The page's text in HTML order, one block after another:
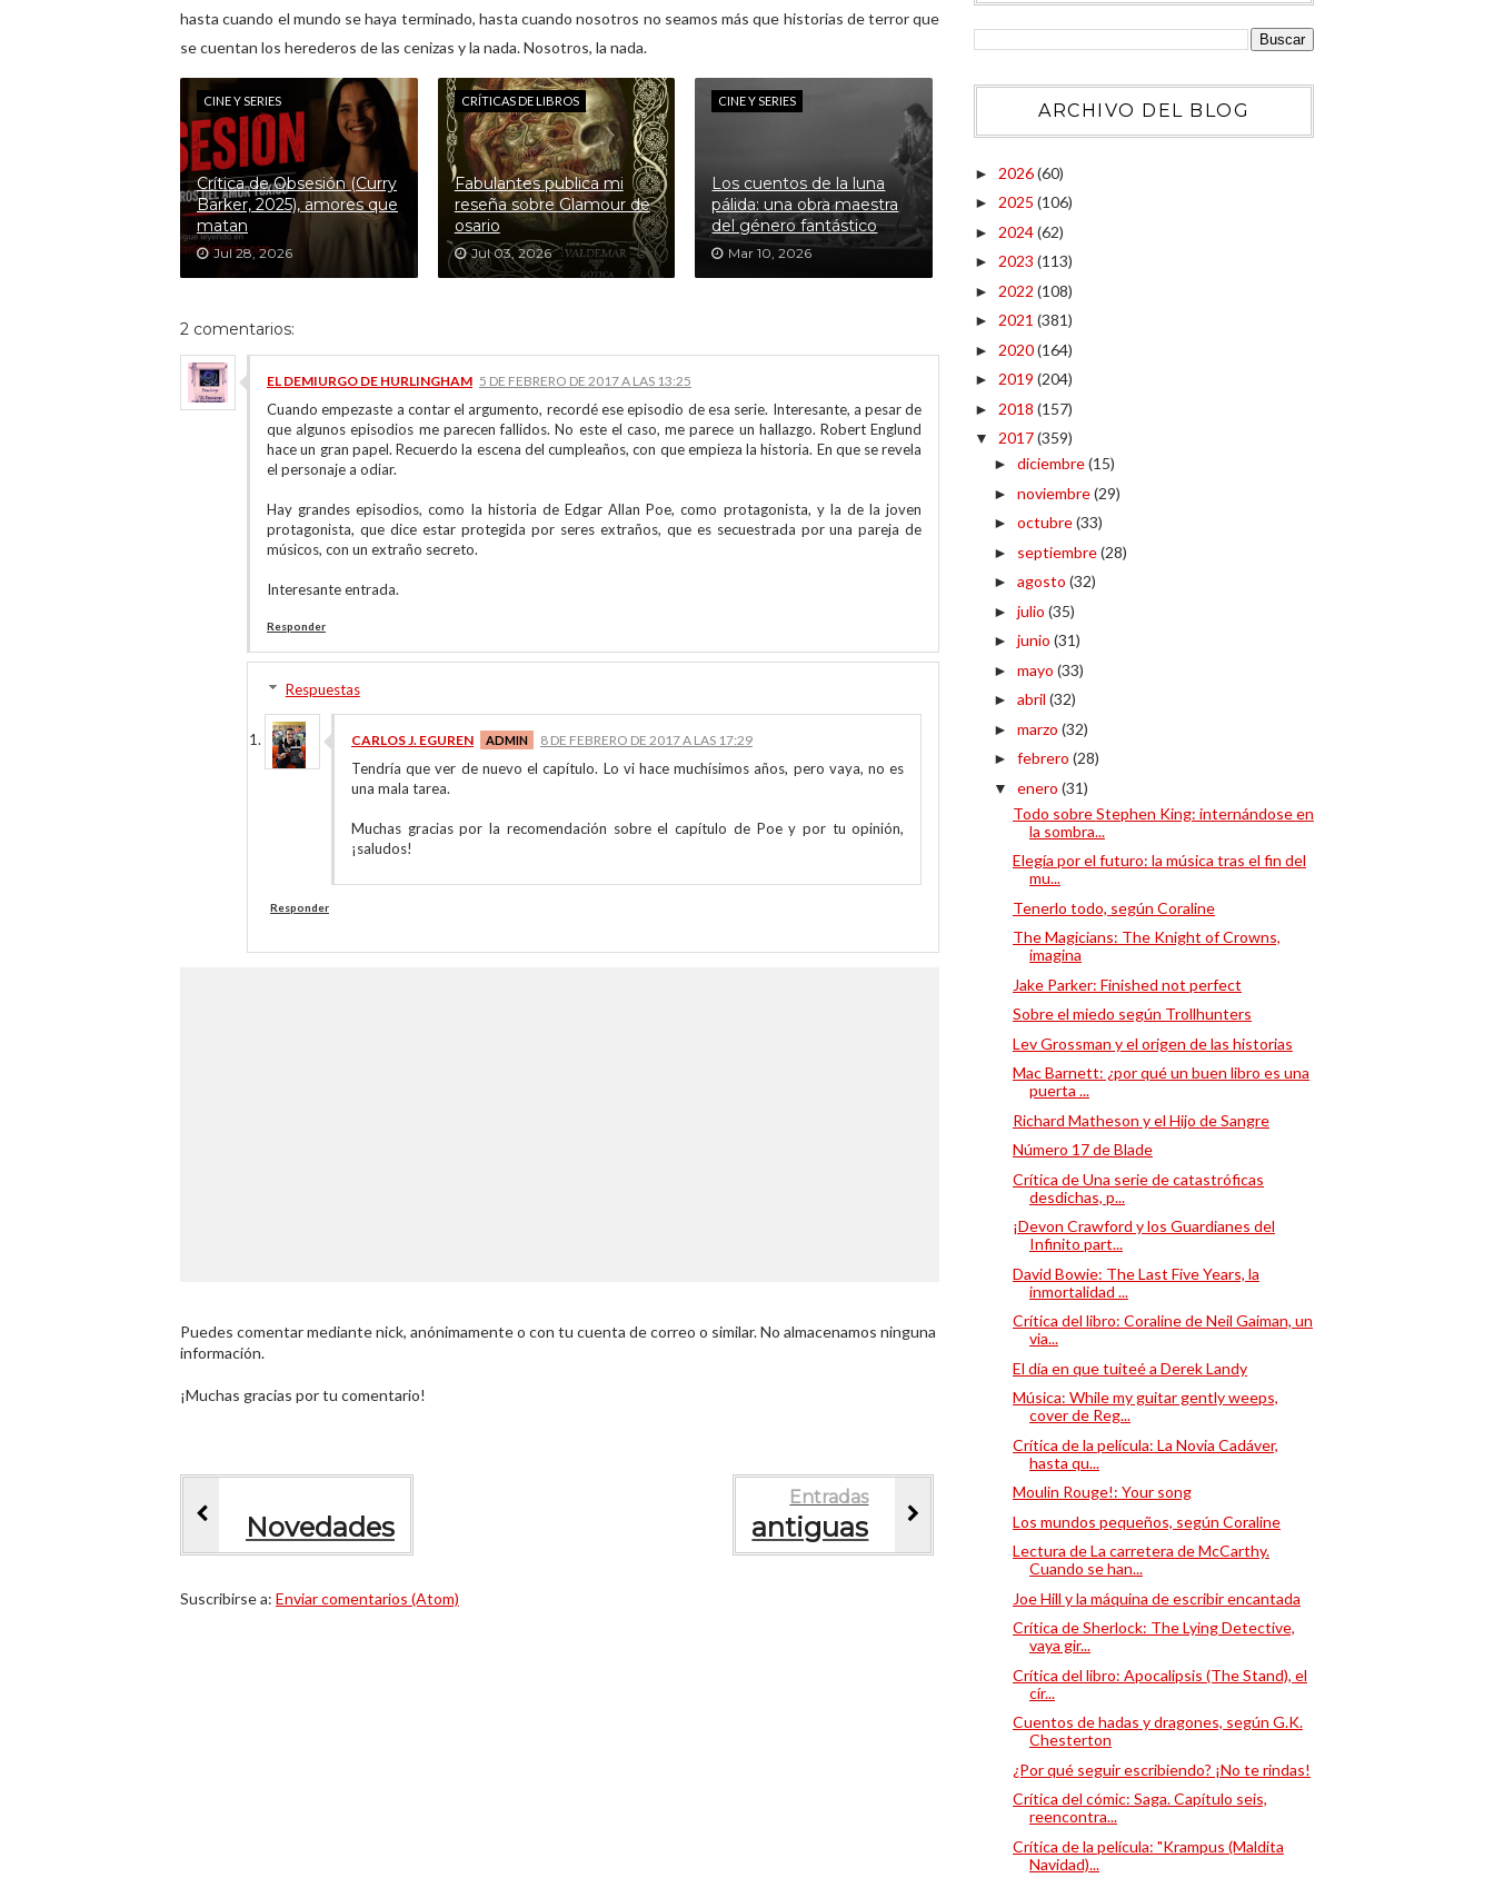
hasta cuando el mundo se haya terminado, hasta cuando nosotros no seamos más que historias de terror que
se cuentan los herederos de las cenizas y la nada. Nosotros, la nada.
CINE Y SERIES
Crítica de Obsesión (Curry
Barker, 2025), amores que
matan
Jul 28, 2026
CRÍTICAS DE LIBROS
Fabulantes publica mi
reseña sobre Glamour de
osario
Jul 03, 2026
CINE Y SERIES
Los cuentos de la luna
pálida: una obra maestra
del género fantástico
Mar 10, 2026
2 comentarios:
EL DEMIURGO DE HURLINGHAM 5 DE FEBRERO DE 2017 A LAS 13:25
Cuando empezaste a contar el argumento, recordé ese episodio de esa serie. Interesante, a pesar de
que algunos episodios me parecen fallidos. No este el caso, me parece un hallazgo. Robert Englund
hace un gran papel. Recuerdo la escena del cumpleaños, con que empieza la historia. En que se revela
el personaje a odiar.
Hay grandes episodios, como la historia de Edgar Allan Poe, como protagonista, y la de la joven
protagonista, que dice estar protegida por seres extraños, que es secuestrada por una pareja de
músicos, con un extraño secreto.
Interesante entrada.
Responder
Respuestas
CARLOS J. EGUREN 8 DE FEBRERO DE 2017 A LAS 17:29
Tendría que ver de nuevo el capítulo. Lo vi hace muchísimos años, pero vaya, no es
una mala tarea.
Muchas gracias por la recomendación sobre el capítulo de Poe y por tu opinión,
¡saludos!
Responder
Puedes comentar mediante nick, anónimamente o con tu cuenta de correo o similar. No almacenamos ninguna
información.
¡Muchas gracias por tu comentario!
Novedades
Entradas
antiguas
Suscribirse a: Enviar comentarios (Atom)
ARCHIVO DEL BLOG
► 2026(60)
► 2025 (106)
► 2024(62)
► 2023 (113)
► 2022 (108)
► 2021 (381)
► 2020(164)
► 2019 (204)
► 2018 (157)
▼ 2017(359)
► diciembre(15)
► noviembre(29)
► octubre(33)
► septiembre(28)
► agosto (32)
► julio (35)
► junio (31)
► mayo (33)
► abril (32)
► marzo (32)
► febrero (28)
▼ enero (31)
Todo sobre Stephen King: internándose en
la sombra...
Elegía por el futuro: la música tras el fin del
mu...
Tenerlo todo, según Coraline
The Magicians: The Knight of Crowns,
imagina
Jake Parker: Finished not perfect
Sobre el miedo según Trollhunters
Lev Grossman y el origen de las historias
Mac Barnett: ¿por qué un buen libro es una
puerta ...
Richard Matheson y el Hijo de Sangre
Número 17 de Blade
Crítica de Una serie de catastróficas
desdichas, p...
¡Devon Crawford y los Guardianes del
Infinito part...
David Bowie: The Last Five Years, la
inmortalidad ...
Crítica del libro: Coraline de Neil Gaiman, un
via...
El día en que tuiteé a Derek Landy
Música: While my guitar gently weeps,
cover de Reg...
Crítica de la película: La Novia Cadáver,
hasta qu...
Moulin Rouge!: Your song
Los mundos pequeños, según Coraline
Lectura de La carretera de McCarthy.
Cuando se han...
Joe Hill y la máquina de escribir encantada
Crítica de Sherlock: The Lying Detective,
vaya gir...
Crítica del libro: Apocalipsis (The Stand), el
cír...
Cuentos de hadas y dragones, según G.K.
Chesterton
¿Por qué seguir escribiendo? ¡No te rindas!
Crítica del cómic: Saga. Capítulo seis,
reencontra...
Crítica de la película: "Krampus (Maldita
Navidad)...